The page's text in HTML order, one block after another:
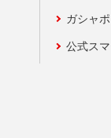
ガシャ
公式ス